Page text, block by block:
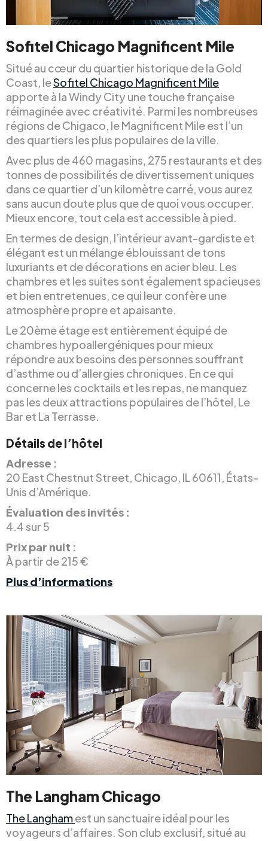
Sofitel Chicago Magnificent Mile
Situé au cœur du quartier historique de la Gold
Coast, leSofitel Chicago Magnificent Mile
apporte à la Windy City une touche française
réimaginée avec créativité. Parmi les nombreuses
régions de Chigaco, le Magnificent Mile est l’un
des quartiers les plus populaires de la ville.
Avec plus de 460 magasins, 275 restaurants et des
tonnes de possibilités de divertissement uniques
dans ce quartier d’un kilomètre carré, vous aurez
sans aucun doute plus que de quoi vous occuper.
Mieux encore, tout cela est accessible à pied.
En termes de design, l’intérieur avant-gardiste et
élégant est un mélange éblouissant de tons
luxuriants et de décorations en acier bleu. Les
chambres et les suites sont également spacieuses
et bien entretenues, ce qui leur confère une
atmosphère propre et apaisante.
Le 20ème étage est entièrement équipé de
chambres hypoallergéniques pour mieux
répondre aux besoins des personnes souffrant
d’asthme ou d’allergies chroniques. En ce qui
concerne les cocktails et les repas, ne manquez
pas les deux attractions populaires de l’hôtel, Le
Bar et La Terrasse.
Détails de l’hôtel
Adresse :
20 East Chestnut Street, Chicago, IL 60611, États-
Unis d’Amérique.
Évaluation des invités :
4.4 sur 5
Prix par nuit :
À partir de 215 €
Plus d’informations
The Langham Chicago
The Langhamest un sanctuaire idéal pour les
voyageurs d’affaires. Son club exclusif, situé au